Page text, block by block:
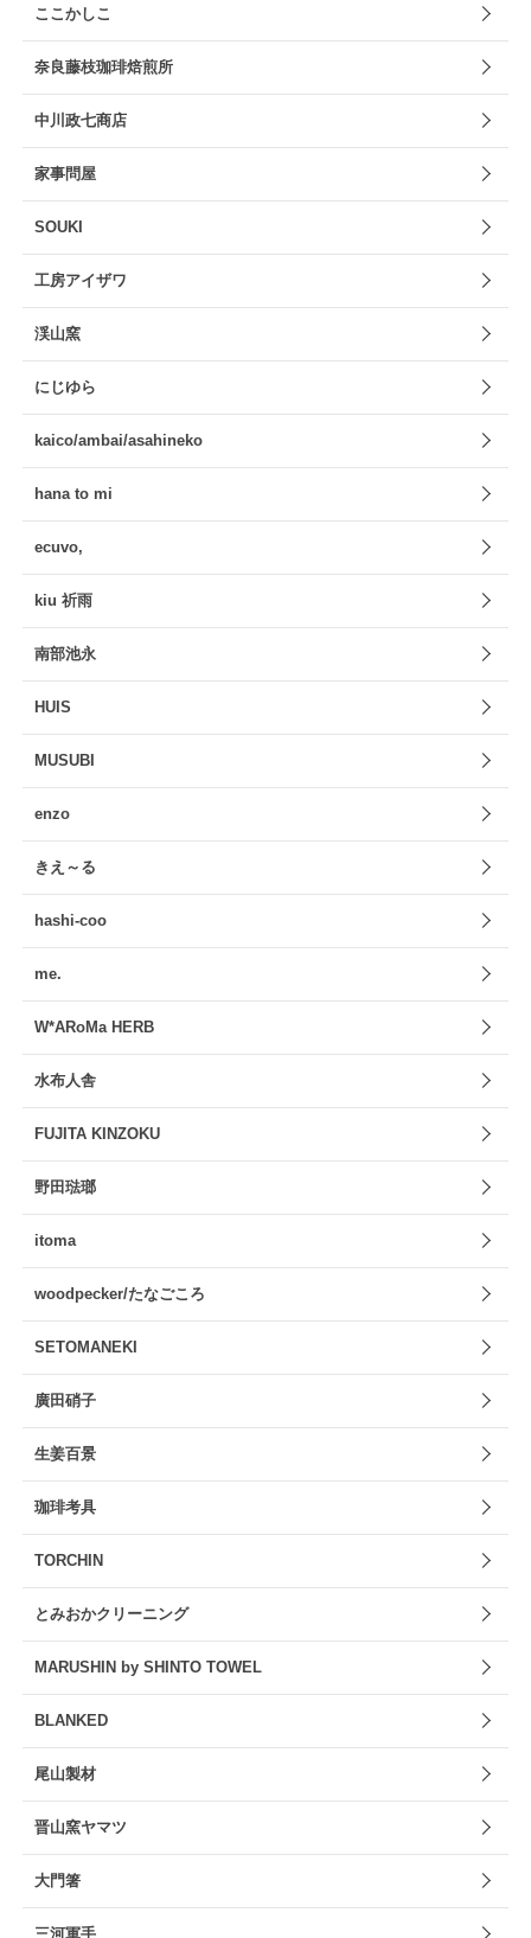
ここかしこ
奈良藤枝珈琲焙煎所
中川政七商店
家事問屋
SOUKI
工房アイザワ
渓山窯
にじゆら
kaico/ambai/asahineko
hana to mi
ecuvo,
kiu 祈雨
南部池永
HUIS
MUSUBI
enzo
きえ～る
hashi-coo
me.
W*ARoMa HERB
水布人舎
FUJITA KINZOKU
野田琺瑯
itoma
woodpecker/たなごころ
SETOMANEKI
廣田硝子
生姜百景
珈琲考具
TORCHIN
とみおかクリーニング
MARUSHIN by SHINTO TOWEL
BLANKED
尾山製材
晋山窯ヤマツ
大門箸
三河軍手